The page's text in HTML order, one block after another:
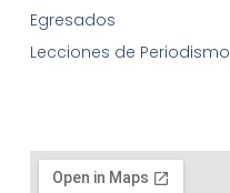
Egresados
Lecciones de Periodismo